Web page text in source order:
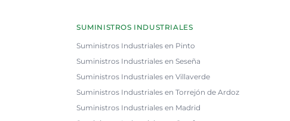
SUMINISTROS INDUSTRIALES
Suministros Industriales en Pinto
Suministros Industriales en Seseña
Suministros Industriales en Villaverde
Suministros Industriales en Torrejón de Ardoz
Suministros Industriales en Madrid